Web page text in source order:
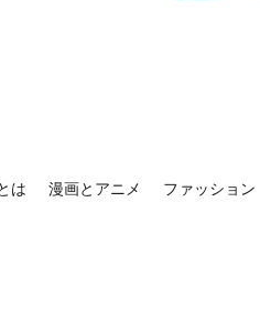
は
漫画とアニメ ファッション